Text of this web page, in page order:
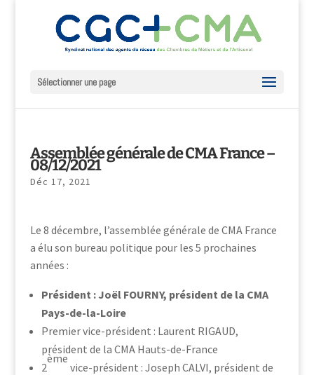
Sélectionner une page
Assemblée générale de CMA France –
08/12/2021
Déc 17, 2021
Le 8 décembre, l’assemblée générale de CMA France
a élu son bureau politique pour les 5 prochaines
années :
Président : Joël FOURNY, président de la CMA
Pays-de-la-Loire
Premier vice-président : Laurent RIGAUD,
président de la CMA Hauts-de-France
2
ème
vice-président : Joseph CALVI, président de